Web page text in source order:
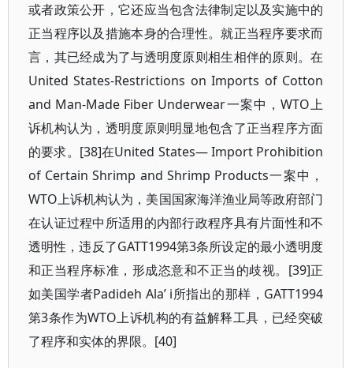
或者政策公开，它还应当包含法律制定以及实施中的
正当程序以及措施本身的合理性。就正当程序要求而
言，其已经成为了与透明度原则相生相伴的原则。在
United States-Restrictions on Imports of Cotton
and Man-Made Fiber Underwear一案中，WTO上
诉机构认为，透明度原则明显地包含了正当程序方面
的要求。[38]在United States— Import Prohibition
of Certain Shrimp and Shrimp Products一案中，
WTO上诉机构认为，美国国家海洋渔业局等政府部门
在认证过程中所适用的内部行政程序具有片面性和不
透明性，违反了GATT1994第3条所设定的最小透明度
和正当程序标准，形成恣意和不正当的歧视。[39]正
如美国学者Padideh Ala’ i所指出的那样，GATT1994
第3条作为WTO上诉机构的有益解释工具，已经突破
了程序和实体的界限。[40]